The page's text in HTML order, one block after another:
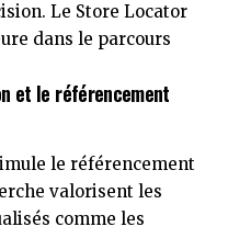
Le Store Locator
dans le parcours
et le référencement
le référencement
valorisent les
comme les